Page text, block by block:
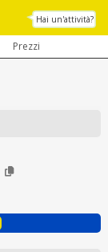
Hai un'attività?
Prezzi